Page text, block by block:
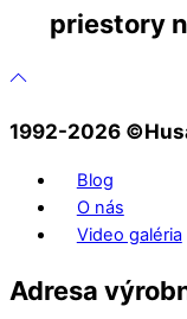
priestory
1992-2026
Blog
O nás
Video galéria
Adresa